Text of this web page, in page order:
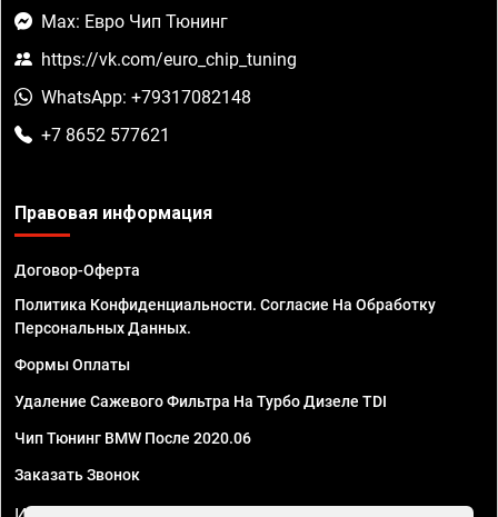
Max: Евро Чип Тюнинг
https://vk.com/euro_chip_tuning
WhatsApp: +79317082148
+7 8652 577621
Правовая информация
Договор-Оферта
Политика Конфиденциальности. Согласие На Обработку
Персональных Данных.
Формы Оплаты
Удаление Сажевого Фильтра На Турбо Дизеле TDI
Чип Тюнинг BMW После 2020.06
Заказать Звонок